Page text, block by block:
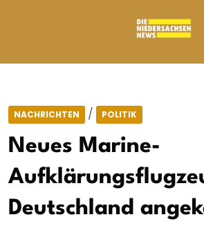
NACHRICHTEN / POLITIK
Neues Marine-
Deutschland